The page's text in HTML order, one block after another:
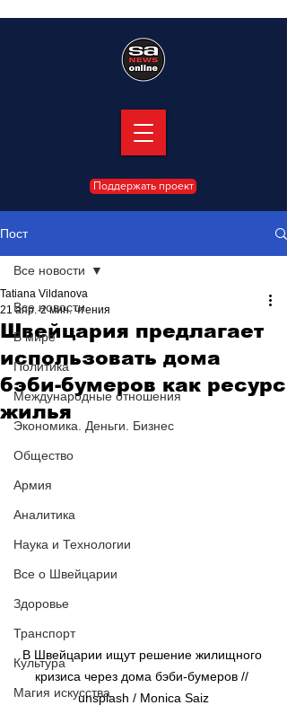
Поддержать проект
Пост
Все новости
В мире
Политика
Международные отношения
Экономика. Деньги. Бизнес
Общество
Армия
Аналитика
Наука и Технологии
Все о Швейцарии
Здоровье
Транспорт
Культура
Магия искусства
Все новости
Швейцария предлагает
использовать дома
бэби-бумеров как ресурс
жилья
Tatiana Vildanova
21 апр. 2 мин. чтения
В Швейцарии ищут решение жилищного
кризиса через дома бэби-бумеров //
unsplash / Monica Saiz